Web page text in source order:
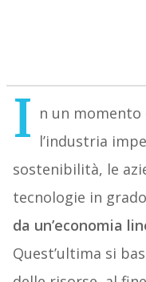
I n un momento
l’industria
sostenibilità, le
tecnologie in
da un’economia
Quest’ultima si